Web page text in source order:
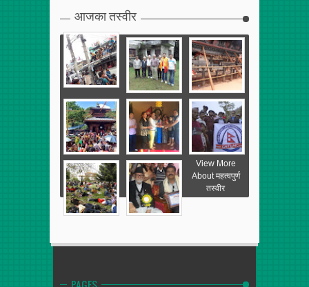
आजका तस्वीर
View More
About महत्वपुर्ण
तस्वीर